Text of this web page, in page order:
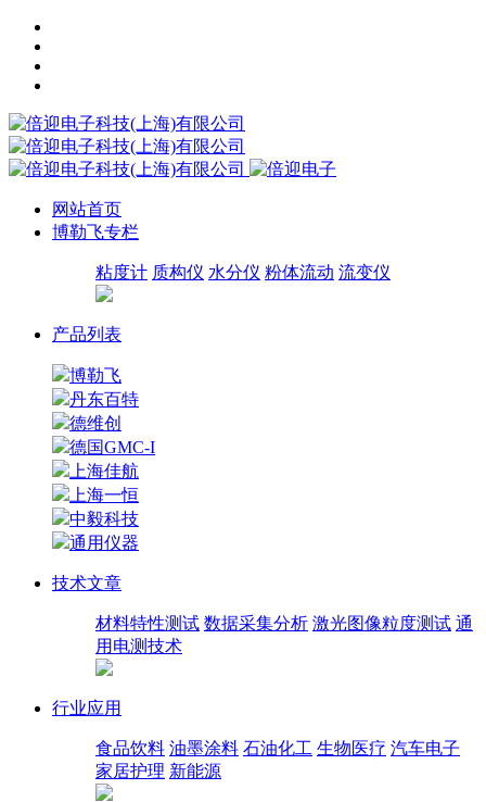
网站首页
博勒飞专栏
粘度计 质构仪 水分仪 粉体流动 流变仪
产品列表
博勒飞
丹东百特
德维创
德国GMC-I
上海佳航
上海一恒
中毅科技
通用仪器
技术文章
材料特性测试 数据采集分析 激光图像粒度测试 通
用电测技术
行业应用
食品饮料 油墨涂料 石油化工 生物医疗 汽车电子
家居护理 新能源